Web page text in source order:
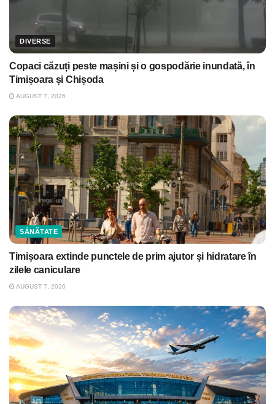
DIVERSE
Copaci căzuți peste mașini și o gospodărie inundată, în
Timișoara și Chișoda
AUGUST 7, 2026
SĂNĂTATE
Timișoara extinde punctele de prim ajutor și hidratare în
zilele caniculare
AUGUST 7, 2026